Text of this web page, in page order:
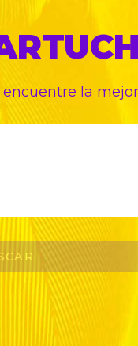
encuentre la